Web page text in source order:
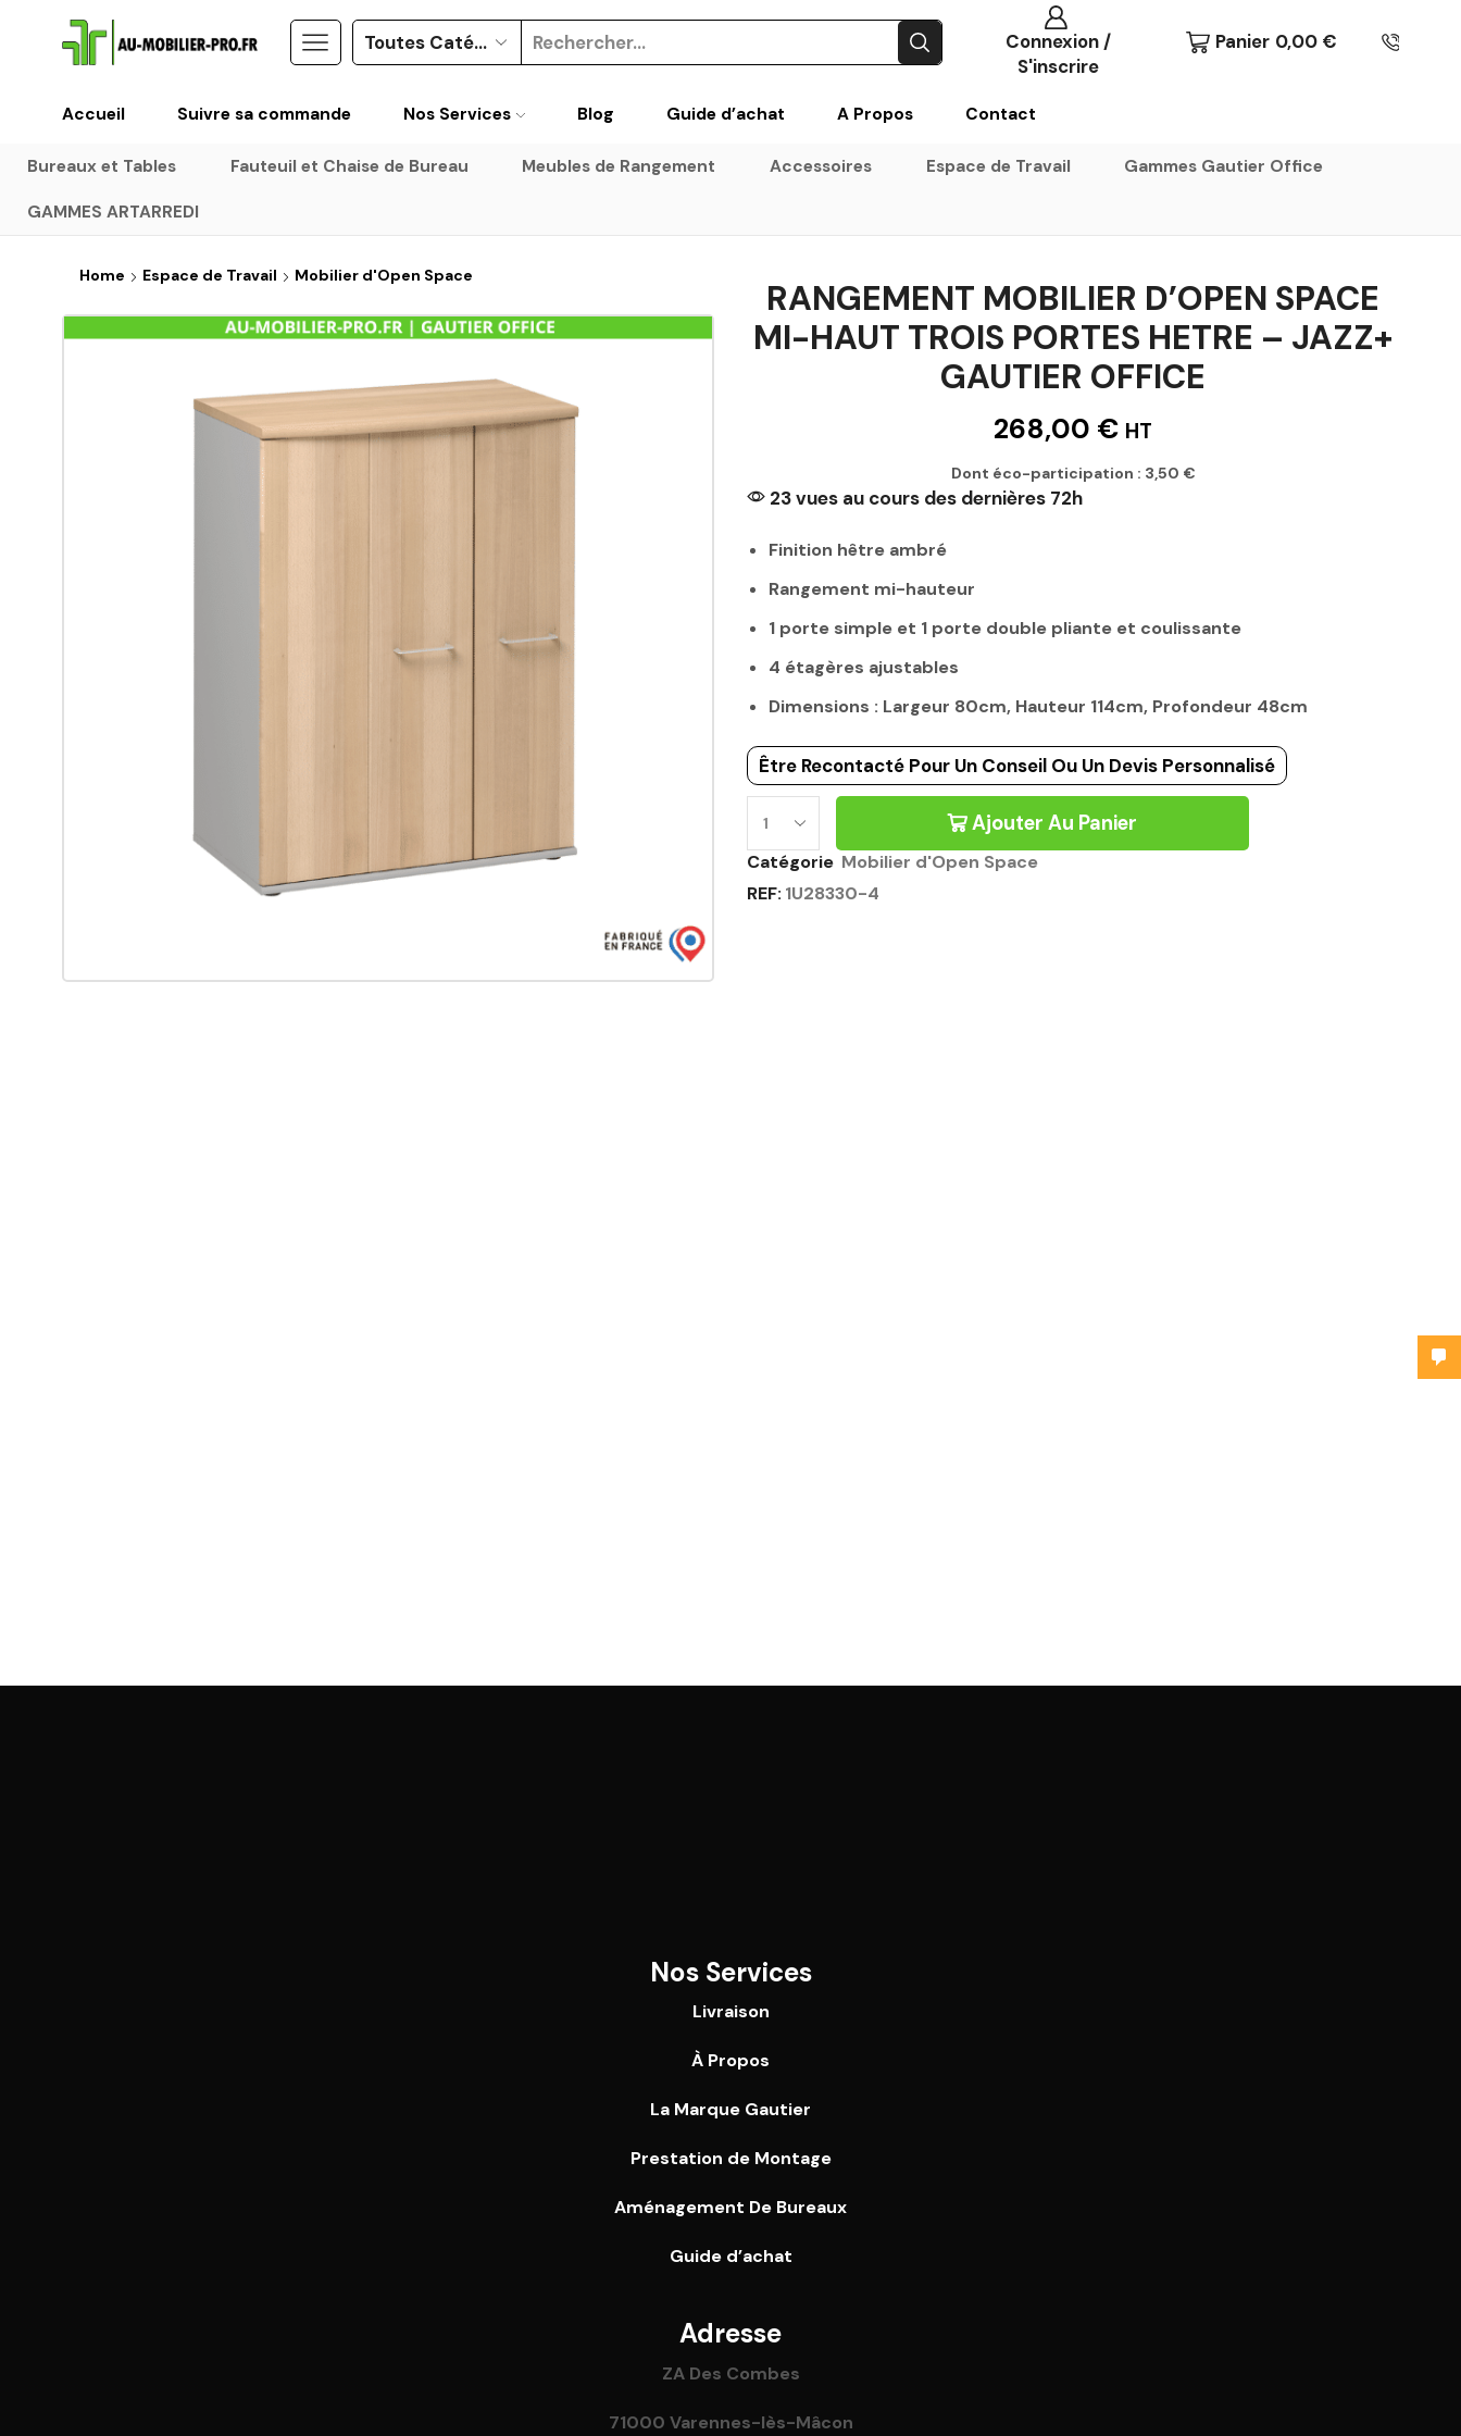
Connexion /
S'inscrire
Panier 0,00 €
Accueil Suivre sa commande Nos Services Blog Guide d’achat A Propos Contact
Bureaux et Tables Fauteuil et Chaise de Bureau Meubles de Rangement Accessoires Espace de Travail Gammes Gautier Office
GAMMES ARTARREDI
Home Espace de Travail Mobilier d'Open Space
RANGEMENT MOBILIER D’OPEN SPACE
MI-HAUT TROIS PORTES HETRE – JAZZ+
GAUTIER OFFICE
268,00 € HT
Dont éco-participation : 3,50 €
23 vues au cours des dernières 72h
Finition hêtre ambré
Rangement mi-hauteur
1 porte simple et 1 porte double pliante et coulissante
4 étagères ajustables
Dimensions : Largeur 80cm, Hauteur 114cm, Profondeur 48cm
Être Recontacté Pour Un Conseil Ou Un Devis Personnalisé
Ajouter Au Panier
Catégorie Mobilier d'Open Space
REF: 1U28330-4
Nos Services
Livraison
À Propos
La Marque Gautier
Prestation de Montage
Aménagement De Bureaux
Guide d’achat
Adresse
ZA Des Combes
71000 Varennes-lès-Mâcon